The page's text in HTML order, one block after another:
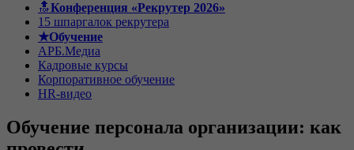
🔝Конференция «Рекрутер 2026»
15 шпаргалок рекрутера
★Обучение
АРБ.Медиа
Кадровые курсы
Корпоративное обучение
HR-видео
Обучение персонала организации: как